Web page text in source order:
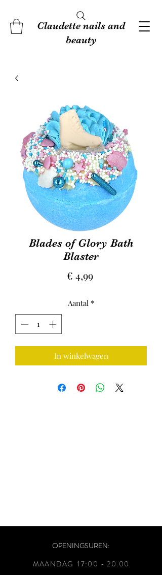
Claudette nails and
beauty
Blades of Glory Bath
Blaster
€ 4,99Prijs
Aantal *
In winkelwagen
OPENINGSUREN:
MAANDAG 17:00 - 20.00